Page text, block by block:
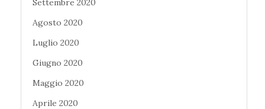
Settembre 2020
Agosto 2020
Luglio 2020
Giugno 2020
Maggio 2020
Aprile 2020